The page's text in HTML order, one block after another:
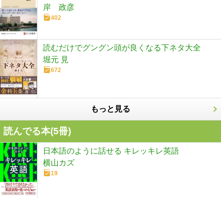
岸 政彦
402
読むだけでグングン頭が良くなる下ネタ大全
堀元 見
672
もっと見る
読んでる本(5冊)
日本語のように話せる キレッキレ英語
横山カズ
19